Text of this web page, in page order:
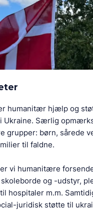
humanitær hjælp og
Ukraine. Særlig
grupper: børn, sårede
til faldne.
vi humanitære
og -udstyr,
hospitaler m.m.
juridisk støtte til